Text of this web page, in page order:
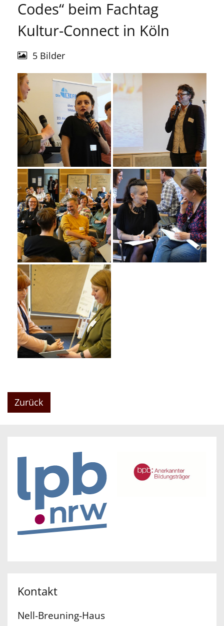
Codes“ beim Fachtag
Kultur-Connect in Köln
5 Bilder
Zurück
Kontakt
Nell-Breuning-Haus